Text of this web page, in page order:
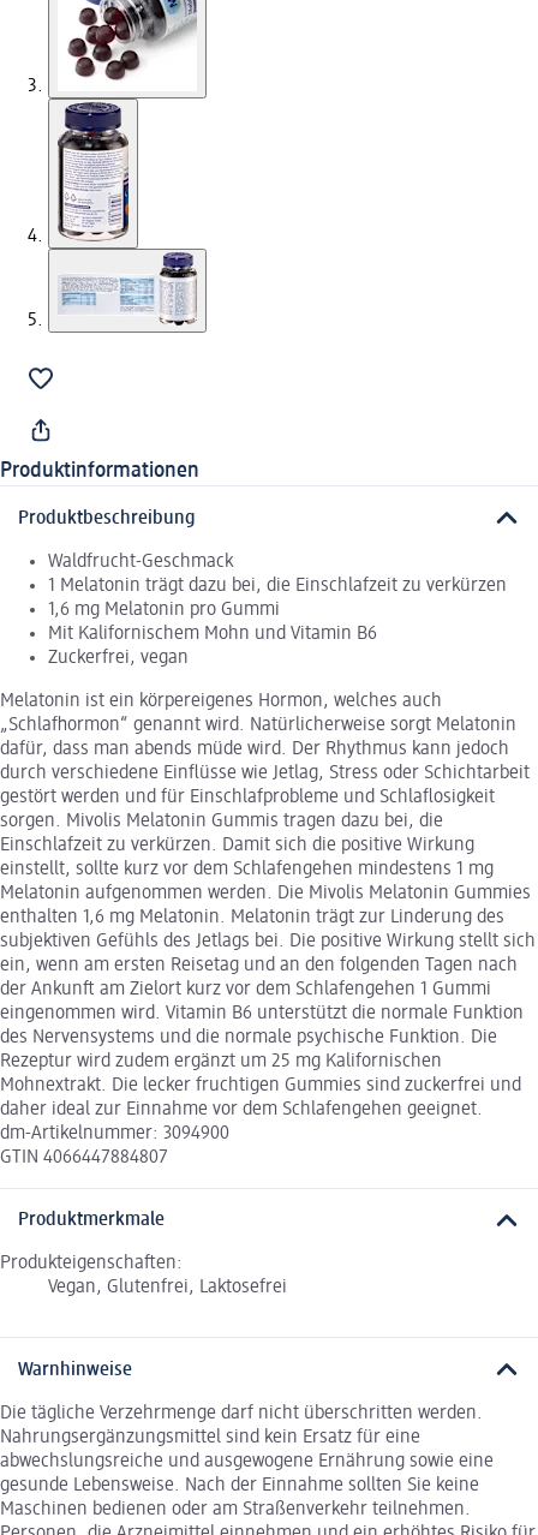
Produktinformationen
Produktbeschreibung
Waldfrucht-Geschmack
1 Melatonin trägt dazu bei, die Einschlafzeit zu verkürzen
1,6 mg Melatonin pro Gummi
Mit Kalifornischem Mohn und Vitamin B6
Zuckerfrei, vegan
Melatonin ist ein körpereigenes Hormon, welches auch
„Schlafhormon“ genannt wird. Natürlicherweise sorgt Melatonin
dafür, dass man abends müde wird. Der Rhythmus kann jedoch
durch verschiedene Einflüsse wie Jetlag, Stress oder Schichtarbeit
gestört werden und für Einschlafprobleme und Schlaflosigkeit
sorgen. Mivolis Melatonin Gummis tragen dazu bei, die
Einschlafzeit zu verkürzen. Damit sich die positive Wirkung
einstellt, sollte kurz vor dem Schlafengehen mindestens 1 mg
Melatonin aufgenommen werden. Die Mivolis Melatonin Gummies
enthalten 1,6 mg Melatonin. Melatonin trägt zur Linderung des
subjektiven Gefühls des Jetlags bei. Die positive Wirkung stellt sich
ein, wenn am ersten Reisetag und an den folgenden Tagen nach
der Ankunft am Zielort kurz vor dem Schlafengehen 1 Gummi
eingenommen wird. Vitamin B6 unterstützt die normale Funktion
des Nervensystems und die normale psychische Funktion. Die
Rezeptur wird zudem ergänzt um 25 mg Kalifornischen
Mohnextrakt. Die lecker fruchtigen Gummies sind zuckerfrei und
daher ideal zur Einnahme vor dem Schlafengehen geeignet.
dm-Artikelnummer: 3094900
GTIN 4066447884807
Produktmerkmale
Produkteigenschaften:
Vegan, Glutenfrei, Laktosefrei
Warnhinweise
Die tägliche Verzehrmenge darf nicht überschritten werden.
Nahrungsergänzungsmittel sind kein Ersatz für eine
abwechslungsreiche und ausgewogene Ernährung sowie eine
gesunde Lebensweise. Nach der Einnahme sollten Sie keine
Maschinen bedienen oder am Straßenverkehr teilnehmen.